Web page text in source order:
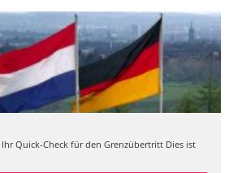
Ihr Quick-Check für den Grenzübertritt Dies ist